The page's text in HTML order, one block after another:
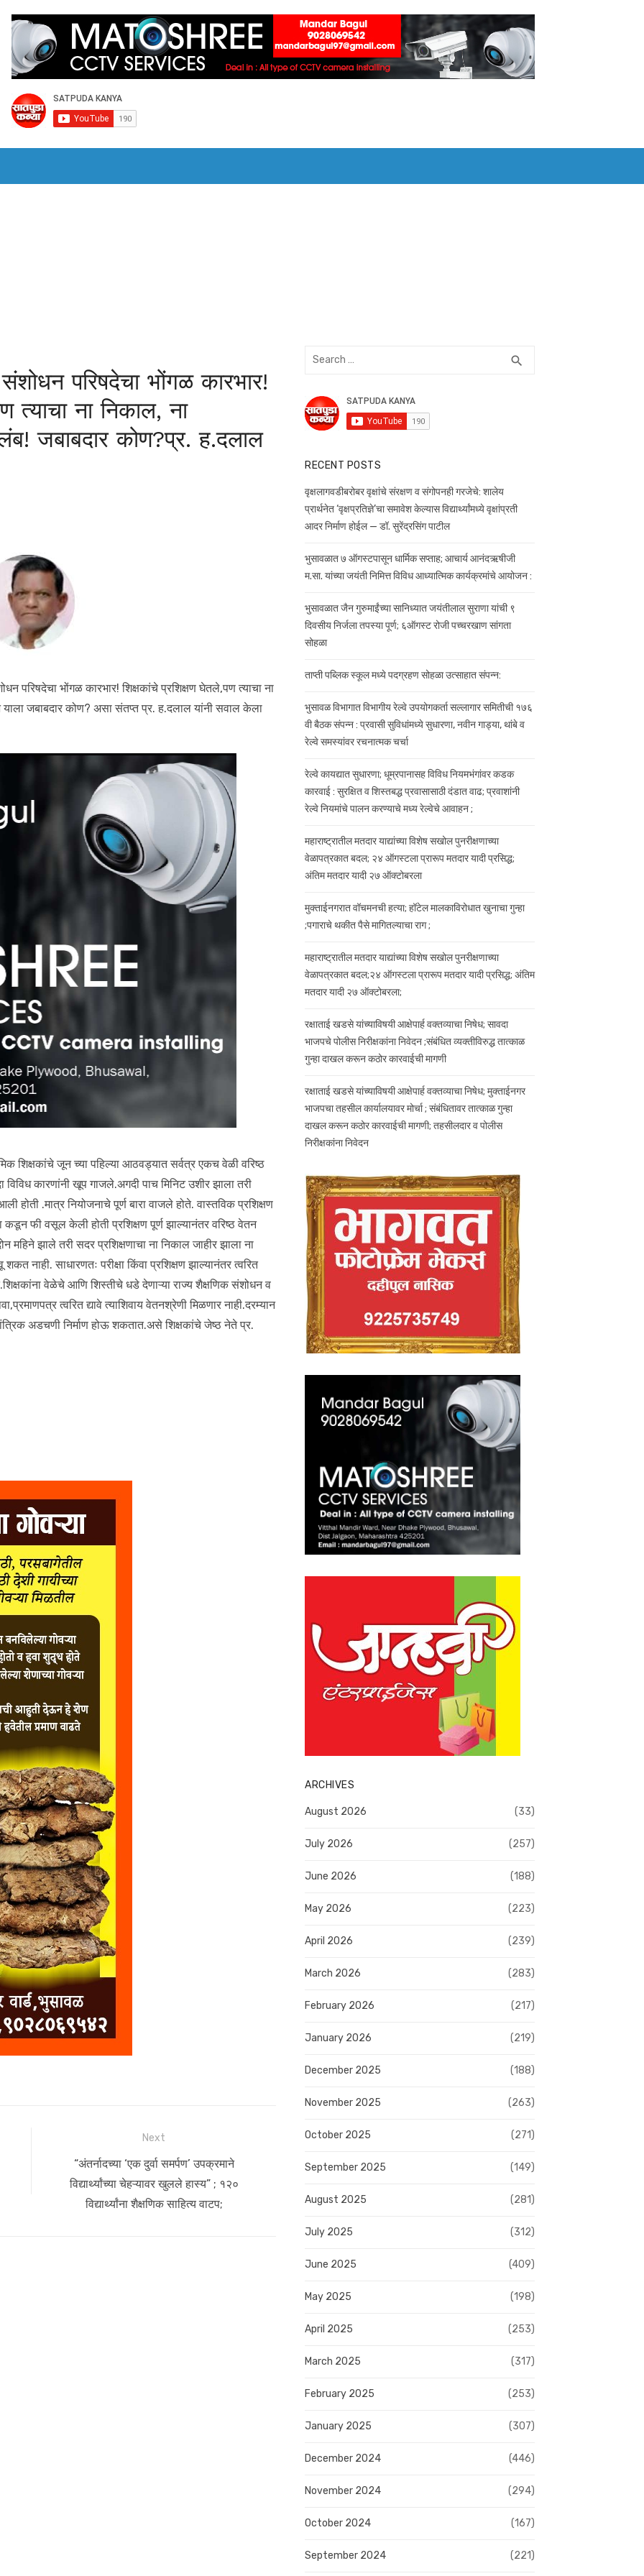
परिषदेचा भोंगळ कारभार!
त्याचा ना निकाल, ना
जबाबदार कोण?प्र. ह.दलाल
परिषदेचा भोंगळ कारभार! शिक्षकांचे प्रशिक्षण घेतले,पण त्याचा ना
जबाबदार कोण? असा संतप्त प्र. ह.दलाल यांनी सवाल केला
शिक्षकांचे जून च्या पहिल्या आठवड्यात सर्वत्र एकच वेळी वरिष्ठ
कारणांनी खूप गाजले.अगदी पाच मिनिट उशीर झाला तरी
होती .मात्र नियोजनाचे पूर्ण बारा वाजले होते. वास्तविक प्रशिक्षण
कडून फी वसूल केली होती प्रशिक्षण पूर्ण झाल्यानंतर वरिष्ठ वेतन
महिने झाले तरी सदर प्रशिक्षणाचा ना निकाल जाहीर झाला ना
नाही. साधारणतः परीक्षा किंवा प्रशिक्षण झाल्यानंतर त्वरित
वेळेचे आणि शिस्तीचे धडे देणाऱ्या राज्य शैक्षणिक संशोधन व
त्वरित द्यावे त्याशिवाय वेतनश्रेणी मिळणार नाही.दरम्यान
अडचणी निर्माण होऊ शकतात.असे शिक्षकांचे जेष्ठ नेते प्र.
Next
Next
post:
“अंतर्नादच्या ‘एक दुर्वा समर्पण’ उपक्रमाने
विद्यार्थ्यांच्या चेहऱ्यावर खुलले हास्य” ; १२०
विद्यार्थ्यांना शैक्षणिक साहित्य वाटप;
Search
search
RECENT POSTS
वृक्षलागवडीबरोबर वृक्षांचे संरक्षण व संगोपनही गरजेचे: शालेय
प्रार्थनेत ‘वृक्षप्रतिज्ञे’चा समावेश केल्यास विद्यार्थ्यांमध्ये वृक्षांप्रती
आदर निर्माण होईल — डॉ. सुरेंद्रसिंग पाटील
भुसावळात ७ ऑगस्टपासून धार्मिक सप्ताह; आचार्य आनंदऋषीजी
म.सा. यांच्या जयंती निमित्त विविध आध्यात्मिक कार्यक्रमांचे आयोजन :
भुसावळात जैन गुरुमाईंच्या सानिध्यात जयंतीलाल सुराणा यांची ९
दिवसीय निर्जला तपस्या पूर्ण; ६ऑगस्ट रोजी पच्चरखाण सांगता
सोहळा
ताप्ती पब्लिक स्कूल मध्ये पदग्रहण सोहळा उत्साहात संपन्न:
भुसावळ विभागात विभागीय रेल्वे उपयोगकर्ता सल्लागार समितीची १७६
वी बैठक संपन्न : प्रवासी सुविधांमध्ये सुधारणा, नवीन गाड्या, थांबे व
रेल्वे समस्यांवर रचनात्मक चर्चा
रेल्वे कायद्यात सुधारणा; धूम्रपानासह विविध नियमभंगांवर कडक
कारवाई : सुरक्षित व शिस्तबद्ध प्रवासासाठी दंडात वाढ; प्रवाशांनी
रेल्वे नियमांचे पालन करण्याचे मध्य रेल्वेचे आवाहन ;
महाराष्ट्रातील मतदार याद्यांच्या विशेष सखोल पुनरीक्षणाच्या
वेळापत्रकात बदल; २४ ऑगस्टला प्रारूप मतदार यादी प्रसिद्ध;
अंतिम मतदार यादी २७ ऑक्टोबरला
मुक्ताईनगरात वॉचमनची हत्या; हॉटेल मालकाविरोधात खुनाचा गुन्हा
;पगाराचे थकीत पैसे मागितल्याचा राग ;
महाराष्ट्रातील मतदार याद्यांच्या विशेष सखोल पुनरीक्षणाच्या
वेळापत्रकात बदल;२४ ऑगस्टला प्रारूप मतदार यादी प्रसिद्ध; अंतिम
मतदार यादी २७ ऑक्टोबरला;
रक्षाताई खडसे यांच्याविषयी आक्षेपार्ह वक्तव्याचा निषेध; सावदा
भाजपचे पोलीस निरीक्षकांना निवेदन ;संबंधित व्यक्तीविरुद्ध तात्काळ
गुन्हा दाखल करून कठोर कारवाईची मागणी
रक्षाताई खडसे यांच्याविषयी आक्षेपार्ह वक्तव्याचा निषेध; मुक्ताईनगर
भाजपचा तहसील कार्यालयावर मोर्चा ; संबंधितावर तात्काळ गुन्हा
दाखल करून कठोर कारवाईची मागणी; तहसीलदार व पोलीस
निरीक्षकांना निवेदन
ARCHIVES
August 2026 (33)
July 2026 (257)
June 2026 (188)
May 2026 (223)
April 2026 (239)
March 2026 (283)
February 2026 (217)
January 2026 (219)
December 2025 (188)
November 2025 (263)
October 2025 (271)
September 2025 (149)
August 2025 (281)
July 2025 (312)
June 2025 (409)
May 2025 (198)
April 2025 (253)
March 2025 (317)
February 2025 (253)
January 2025 (307)
December 2024 (446)
November 2024 (294)
October 2024 (167)
September 2024 (221)